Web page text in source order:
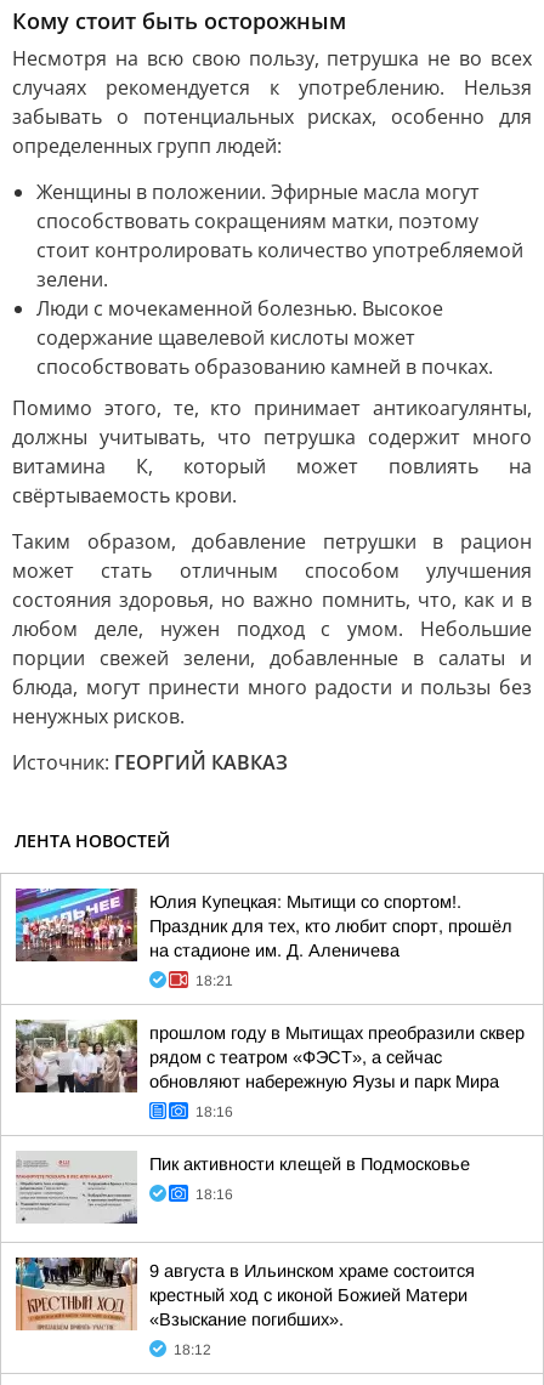
Кому стоит быть осторожным
Несмотря на всю свою пользу, петрушка не во всех
случаях рекомендуется к употреблению. Нельзя
забывать о потенциальных рисках, особенно для
определенных групп людей:
Женщины в положении. Эфирные масла могут
способствовать сокращениям матки, поэтому
стоит контролировать количество употребляемой
зелени.
Люди с мочекаменной болезнью. Высокое
содержание щавелевой кислоты может
способствовать образованию камней в почках.
Помимо этого, те, кто принимает антикоагулянты,
должны учитывать, что петрушка содержит много
витамина К, который может повлиять на
свёртываемость крови.
Таким образом, добавление петрушки в рацион
может стать отличным способом улучшения
состояния здоровья, но важно помнить, что, как и в
любом деле, нужен подход с умом. Небольшие
порции свежей зелени, добавленные в салаты и
блюда, могут принести много радости и пользы без
ненужных рисков.
Источник: ГЕОРГИЙ КАВКАЗ
ЛЕНТА НОВОСТЕЙ
Юлия Купецкая: Мытищи со спортом!.
Праздник для тех, кто любит спорт, прошёл
на стадионе им. Д. Аленичева
18:21
прошлом году в Мытищах преобразили сквер
рядом с театром «ФЭСТ», а сейчас
обновляют набережную Яузы и парк Мира
18:16
Пик активности клещей в Подмосковье
18:16
9 августа в Ильинском храме состоится
крестный ход с иконой Божией Матери
«Взыскание погибших».
18:12